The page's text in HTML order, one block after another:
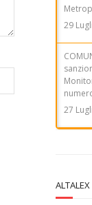
27
ALTALEX